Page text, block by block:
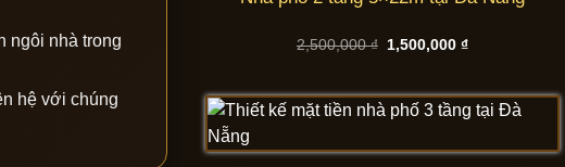
ngôi nhà trong
hệ với chúng
2,500,000₫ Giá
2,500,000 ₫.
1,500,000₫Giá
là:
1,500,000 ₫.